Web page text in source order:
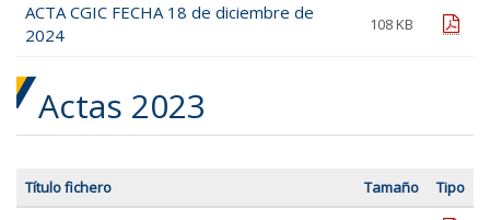
ACTA CGIC FECHA 18 de diciembre de
2024
108 KB pdf
Actas 2023
Título fichero Tamaño Tipo